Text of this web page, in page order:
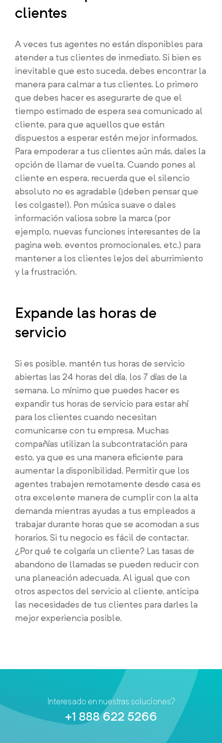
clientes
A veces tus agentes no están disponibles para
atender a tus clientes de inmediato. Si bien es
inevitable que esto suceda, debes encontrar la
manera para calmar a tus clientes. Lo primero
que debes hacer es asegurarte de que el
tiempo estimado de espera sea comunicado al
cliente, para que aquellos que están
dispuestos a esperar estén mejor informados.
Para empoderar a tus clientes aún más, dales la
opción de llamar de vuelta. Cuando pones al
cliente en espera, recuerda que el silencio
absoluto no es agradable (¡deben pensar que
les colgaste!). Pon música suave o dales
información valiosa sobre la marca (por
ejemplo, nuevas funciones interesantes de la
pagina web, eventos promocionales, etc.) para
mantener a los clientes lejos del aburrimiento
y la frustración.
Expande las horas de
servicio
Si es posible, mantén tus horas de servicio
abiertas las 24 horas del día, los 7 días de la
semana. Lo mínimo que puedes hacer es
expandir tus horas de servicio para estar ahí
para los clientes cuando necesitan
comunicarse con tu empresa. Muchas
compañías utilizan la subcontratación para
esto, ya que es una manera eficiente para
aumentar la disponibilidad. Permitir que los
agentes trabajen remotamente desde casa es
otra excelente manera de cumplir con la alta
demanda mientras ayudas a tus empleados a
trabajar durante horas que se acomodan a sus
horarios. Si tu negocio es fácil de contactar,
¿Por qué te colgaría un cliente? Las tasas de
abandono de llamadas se pueden reducir con
una planeación adecuada. Al igual que con
otros aspectos del servicio al cliente, anticipa
las necesidades de tus clientes para darles la
mejor experiencia posible.
Interesado en nuestras soluciones?
+1 888 622 5266